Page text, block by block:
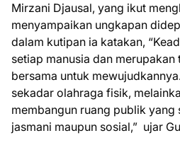
Mirzani Djausal, yang ikut
menyampaikan ungkapan
dalam kutipan ia katakan,
setiap manusia dan
bersama untuk
sekadar olahraga fisik,
membangun ruang publik yang
jasmani maupun sosial,” ujar